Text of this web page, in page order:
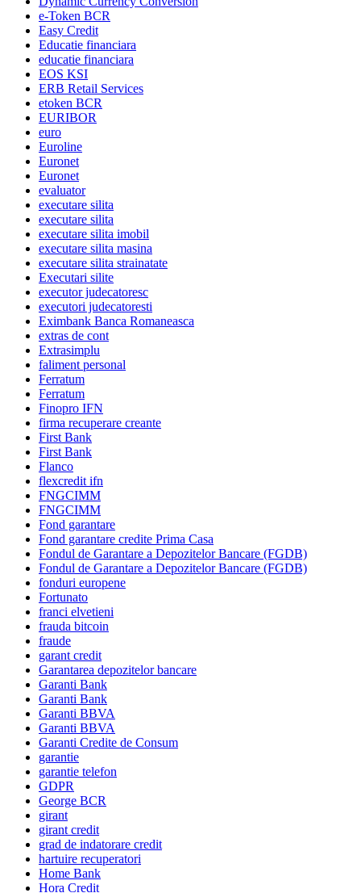
e-Token BCR
Easy Credit
Educatie financiara
educatie financiara
EOS KSI
ERB Retail Services
etoken BCR
EURIBOR
euro
Euroline
Euronet
Euronet
evaluator
executare silita
executare silita
executare silita imobil
executare silita masina
executare silita strainatate
Executari silite
executor judecatoresc
executori judecatoresti
Eximbank Banca Romaneasca
extras de cont
Extrasimplu
faliment personal
Ferratum
Ferratum
Finopro IFN
firma recuperare creante
First Bank
First Bank
Flanco
flexcredit ifn
FNGCIMM
FNGCIMM
Fond garantare
Fond garantare credite Prima Casa
Fondul de Garantare a Depozitelor Bancare (FGDB)
Fondul de Garantare a Depozitelor Bancare (FGDB)
fonduri europene
Fortunato
franci elvetieni
frauda bitcoin
fraude
garant credit
Garantarea depozitelor bancare
Garanti Bank
Garanti Bank
Garanti BBVA
Garanti BBVA
Garanti Credite de Consum
garantie
garantie telefon
GDPR
George BCR
girant
girant credit
grad de indatorare credit
hartuire recuperatori
Home Bank
Hora Credit